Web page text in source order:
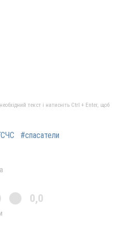
текст і натисніть Ctrl + Enter, щоб
#спасатели
0,0